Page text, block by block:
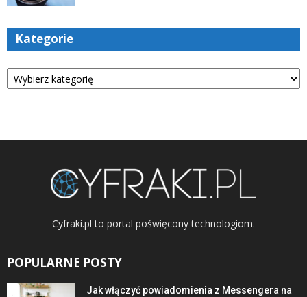
Kategorie
Kategorie
Cyfraki.pl to portal poświęcony technologiom.
POPULARNE POSTY
Jak włączyć powiadomienia z Messengera na